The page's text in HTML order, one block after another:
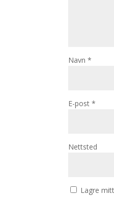
Navn*
E-post*
Nettsted
Lagre